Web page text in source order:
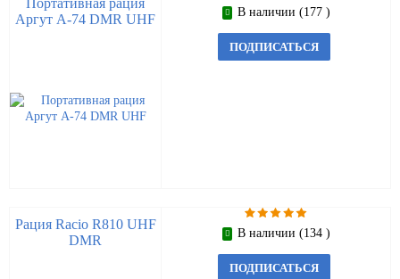
Портативная рация
Аргут А-74 DMR UHF
В наличии (177 )
ПОДПИСАТЬСЯ
Рация Racio R810 UHF
DMR
В наличии (134 )
ПОДПИСАТЬСЯ